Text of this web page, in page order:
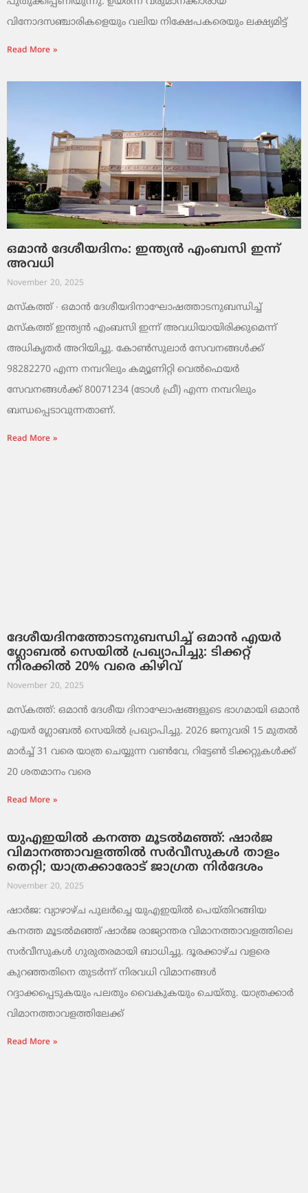
വിനോദസഞ്ചാരികളെയും വലിയ നിക്ഷേപകരെയും ലക്ഷ്യമിട്ട്
Read More »
ഒമാൻ ദേശീയദിനം: ഇന്ത്യൻ എംബസി ഇന്ന്
അവധി
November 20, 2025
മസ്‌കത്ത് ∙ ഒമാൻ ദേശീയദിനാഘോഷത്താടനുബന്ധിച്ച്
മസ്‌കത്ത് ഇന്ത്യൻ എംബസി ഇന്ന് അവധിയായിരിക്കുമെന്ന്
അധികൃതർ അറിയിച്ചു. കോൺസുലാർ സേവനങ്ങൾക്ക്
98282270 എന്ന നമ്പറിലും കമ്യൂണിറ്റി വെൽഫെയർ
സേവനങ്ങൾക്ക് 80071234 (ടോൾ ഫ്രീ) എന്ന നമ്പറിലും
ബന്ധപ്പെടാവുന്നതാണ്.
Read More »
ദേശീയദിനത്തോടനുബന്ധിച്ച് ഒമാൻ എയർ
ഗ്ലോബൽ സെയിൽ പ്രഖ്യാപിച്ചു: ടിക്കറ്റ്
നിരക്കിൽ 20% വരെ കിഴിവ്
November 20, 2025
മസ്‌കത്ത്: ഒമാൻ ദേശീയ ദിനാഘോഷങ്ങളുടെ ഭാഗമായി ഒമാൻ
എയർ ഗ്ലോബൽ സെയിൽ പ്രഖ്യാപിച്ചു. 2026 ജനുവരി 15 മുതൽ
മാർച്ച് 31 വരെ യാത്ര ചെയ്യുന്ന വൺവേ, റിട്ടേൺ ടിക്കറ്റുകൾക്ക്
20 ശതമാനം വരെ
Read More »
യുഎഇയിൽ കനത്ത മൂടൽമഞ്ഞ്: ഷാർജ
വിമാനത്താവളത്തിൽ സർവീസുകൾ താളം
തെറ്റി; യാത്രക്കാരോട് ജാഗ്രത നിർദേശം
November 20, 2025
ഷാർജ: വ്യാഴാഴ്ച പുലർച്ചെ യുഎഇയിൽ പെയ്തിറങ്ങിയ
കനത്ത മൂടൽമഞ്ഞ് ഷാർജ രാജ്യാന്തര വിമാനത്താവളത്തിലെ
സർവീസുകൾ ഗുരുതരമായി ബാധിച്ചു. ദൂരക്കാഴ്ച വളരെ
കുറഞ്ഞതിനെ തുടർന്ന് നിരവധി വിമാനങ്ങൾ
റദ്ദാക്കപ്പെടുകയും പലതും വൈകുകയും ചെയ്തു. യാത്രക്കാർ
വിമാനത്താവളത്തിലേക്ക്
Read More »